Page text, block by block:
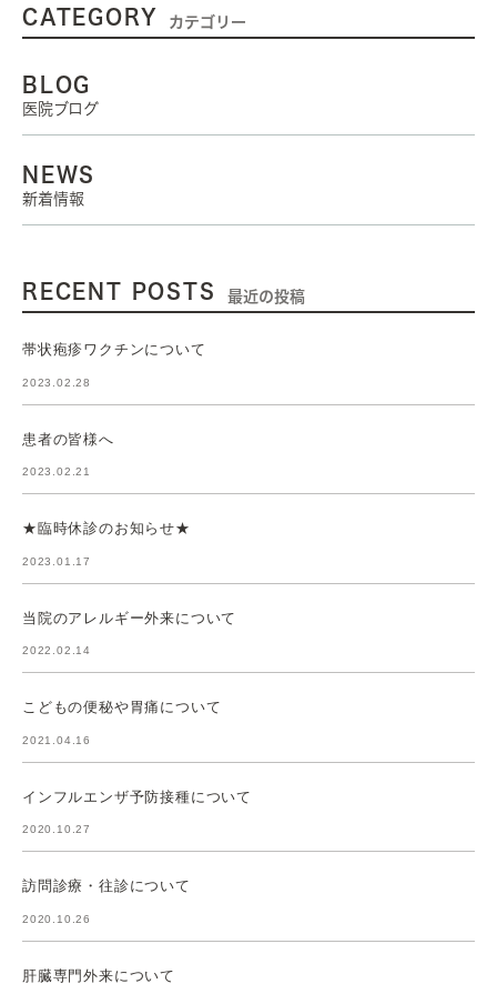
CATEGORY カテゴリー
BLOG
医院ブログ
NEWS
新着情報
RECENT POSTS 最近の投稿
帯状疱疹ワクチンについて
2023.02.28
患者の皆様へ
2023.02.21
★臨時休診のお知らせ★
2023.01.17
当院のアレルギー外来について
2022.02.14
こどもの便秘や胃痛について
2021.04.16
インフルエンザ予防接種について
2020.10.27
訪問診療・往診について
2020.10.26
肝臓専門外来について